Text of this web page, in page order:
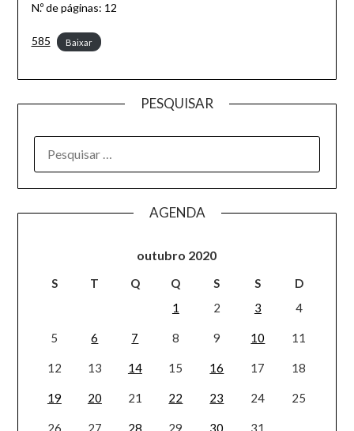
N.º de páginas: 12
585 Baixar
PESQUISAR
AGENDA
outubro 2020
S T Q Q S S
D
1
2 3 4
5 6 7 8 9 10 11
12 13 14 15 16 17 18
19 20 21 22 23 24 25
26 27 28 29 30
31